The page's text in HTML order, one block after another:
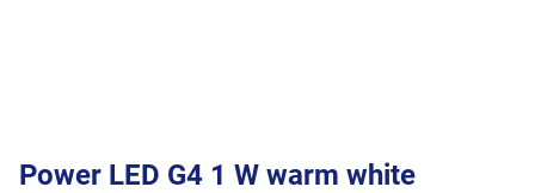
Power LED G4 1 W warm white